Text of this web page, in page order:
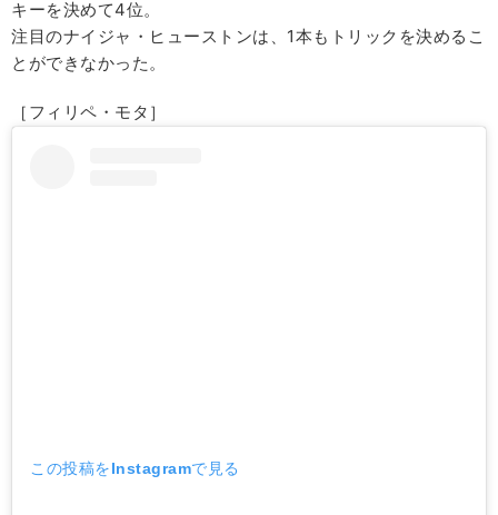
キーを決めて4位。
注目のナイジャ・ヒューストンは、1本もトリックを決めるこ
とができなかった。
［フィリペ・モタ］
この投稿をInstagramで見る